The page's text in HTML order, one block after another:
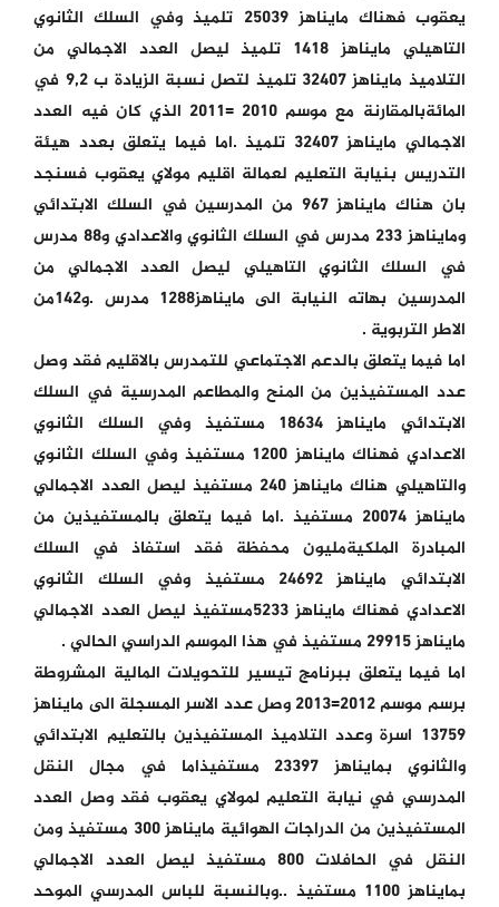
يعقوب فهناك مايناهز 25039 تلميذ وفي السلك الثانوي
التاهيلي مايناهز 1418 تلميذ ليصل العدد الاجمالي من
التلاميذ مايناهز 32407 تلميذ لتصل نسبة الزيادة ب 9,2 في
المائةبالمقارنة مع موسم 2010 =2011 الذي كان فيه العدد
الاجمالي مايناهز 32407 تلميذ .اما فيما يتعلق بعدد هيئة
التدريس بنيابة التعليم لعمالة اقليم مولاي يعقوب فسنجد
بان هناك مايناهز 967 من المدرسين في السلك الابتدائي
ومايناهز 233 مدرس في السلك الثانوي والاعدادي و88 مدرس
في السلك الثانوي التاهيلي ليصل العدد الاجمالي من
المدرسين بهاته النيابة الى مايناهز1288 مدرس .و142من
الاطر التربوية .
اما فيما يتعلق بالدعم الاجتماعي للتمدرس بالاقليم فقد وصل
عدد المستفيذين من المنح والمطاعم المدرسية في السلك
الابتدائي مايناهز 18634 مستفيذ وفي السلك الثانوي
الاعدادي فهناك مايناهز 1200 مستفيذ وفي السلك الثانوي
والتاهيلي هناك مايناهز 240 مستفيذ ليصل العدد الاجمالي
مايناهز 20074 مستفيذ .اما فيما يتعلق بالمستفيذين من
المبادرة الملكيةمليون محفظة فقد استفاذ في السلك
الابتدائي مايناهز 24692 مستفيذ وفي السلك الثانوي
الاعدادي فهناك مايناهز 5233مستفيذ ليصل العدد الاجمالي
مايناهز 29915 مستفيذ في هذا الموسم الدراسي الحالي .
اما فيما يتعلق ببرنامج تيسير للتحويلات المالية المشروطة
برسم موسم 2012=2013 وصل عدد الاسر المسجلة الى مايناهز
13759 اسرة وعدد التلاميذ المستفيذين بالتعليم الابتدائي
والثانوي بمايناهز 23397 مستفيذاما في مجال النقل
المدرسي في نيابة التعليم لمولاي يعقوب فقد وصل العدد
المستفيذين من الدراجات الهوائية مايناهز 300 مستفيذ ومن
النقل في الحافلات 800 مستفيذ ليصل العدد الاجمالي
بمايناهز 1100 مستفيذ ..وبالنسبة للباس المدرسي الموحد